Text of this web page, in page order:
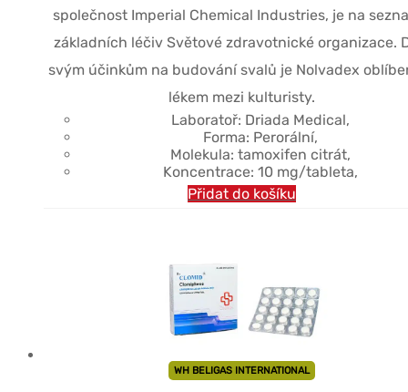
společnost Imperial Chemical Industries, je na
základních léčiv Světové zdravotnické organizace.
svým účinkům na budování svalů je Nolvadex
lékem mezi kulturisty.
Laboratoř: Driada Medical,
Forma: Perorální,
Molekula: tamoxifen citrát,
Koncentrace: 10 mg/tableta,
Přidat do košíku
WH BELIGAS INTERNATIONAL